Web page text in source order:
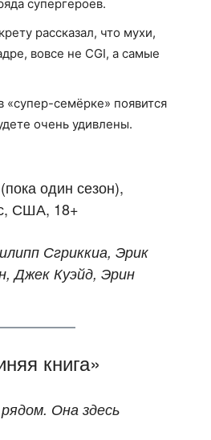
супергероев.
рассказал, что мухи,
вовсе не CGI, а самые
«супер-семёрке» появится
очень удивлены.
один сезон),
США, 18+
Сгриккиа, Эрик
Джек Куэйд, Эрин
книга»
Она здесь